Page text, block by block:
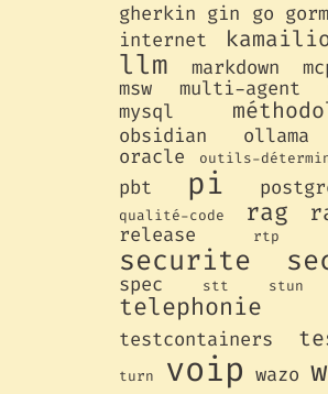
gherkin gin go gorm
internet
llm markdown
msw multi-agent
mysql
obsidian
ollama
oracle outils-
pbt
pi
qualité-code rag
release
rtp
securite
spec stt stun
telephonie
testcontainers
turn voip wazo